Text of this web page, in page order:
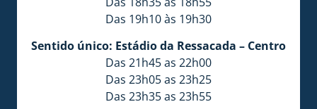
Das 19h10 às 19h30
Sentido único: Estádio da Ressacada – Centro
Das 21h45 as 22h00
Das 23h05 as 23h25
Das 23h35 as 23h55